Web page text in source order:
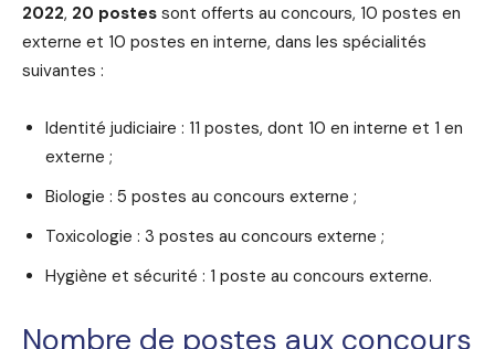
2022, 20 postes sont offerts au concours, 10 postes en
externe et 10 postes en interne, dans les spécialités
suivantes :
Identité judiciaire : 11 postes, dont 10 en interne et 1 en
externe ;
Biologie : 5 postes au concours externe ;
Toxicologie : 3 postes au concours externe ;
Hygiène et sécurité : 1 poste au concours externe.
Nombre de postes aux concours